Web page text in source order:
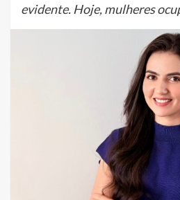
evidente. Hoje, mulheres